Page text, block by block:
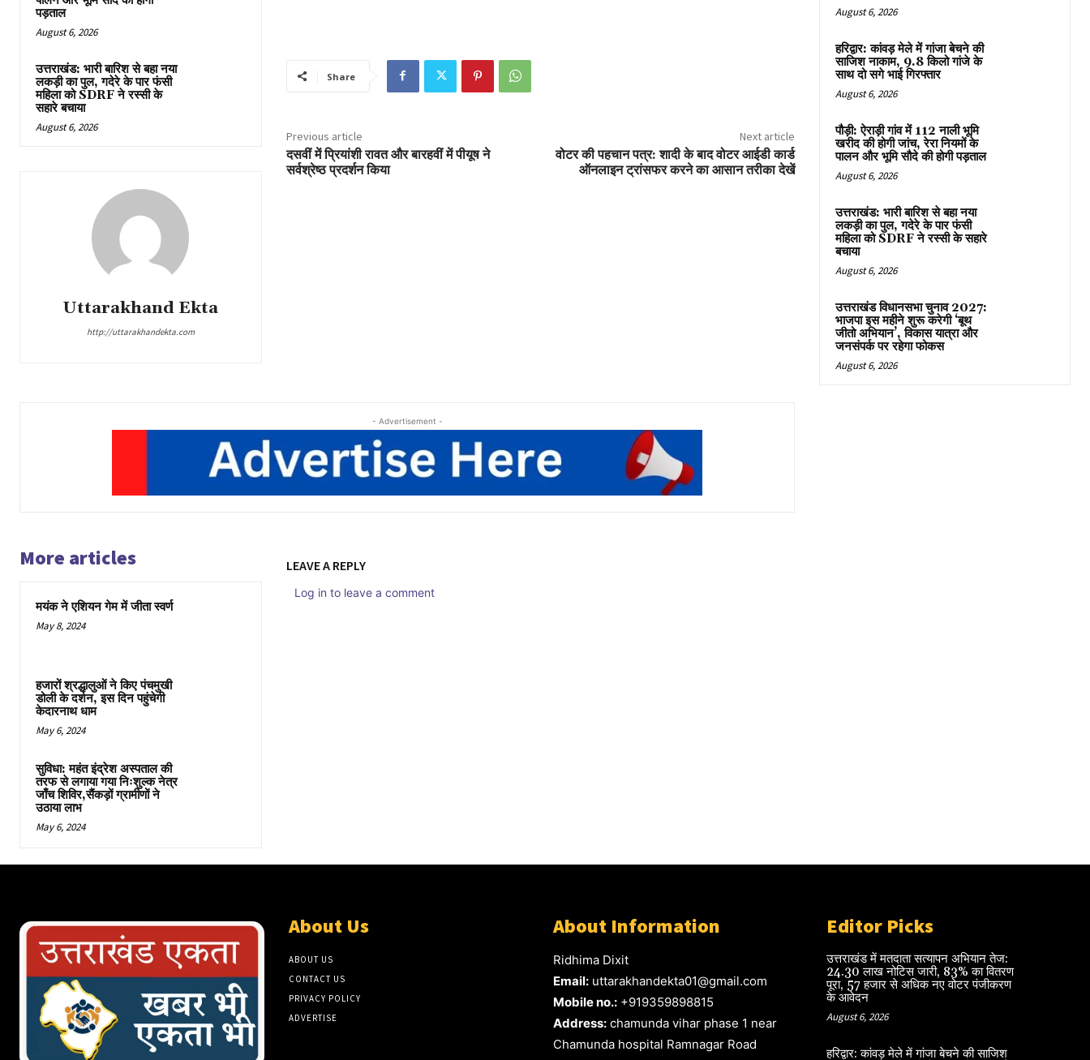
पड़ताल
August 6, 2026
उत्तराखंड: भारी बारिश से बहा नया
लकड़ी का पुल, गदेरे के पार फंसी
महिला को SDRF ने रस्सी के
सहारे बचाया
August 6, 2026
Uttarakhand Ekta
http://uttarakhandekta.com
Share
Previous article
दसवीं में प्रियांशी रावत और बारहवीं में पीयूष ने
सर्वश्रेष्ठ प्रदर्शन किया
Next article
वोटर की पहचान पत्र: शादी के बाद वोटर आईडी कार्ड
ऑनलाइन ट्रांसफर करने का आसान तरीका देखें
- Advertisement -
More articles
मयंक ने एशियन गेम में जीता स्वर्ण
May 8, 2024
हजारों श्रद्धालुओं ने किए पंचमुखी
डोली के दर्शन, इस दिन पहुंचेगी
केदारनाथ धाम
May 6, 2024
सुविधा: महंत इंद्रेश अस्पताल की
तरफ से लगाया गया निःशुल्क नेत्र
जाँच शिविर,सैंकड़ों ग्रामीणों ने
उठाया लाभ
May 6, 2024
LEAVE A REPLY
Log in to leave a comment
August 6, 2026
हरिद्वार: कांवड़ मेले में गांजा बेचने की
साजिश नाकाम, 9.8 किलो गांजे के
साथ दो सगे भाई गिरफ्तार
August 6, 2026
पौड़ी: ऐराड़ी गांव में 112 नाली भूमि
खरीद की होगी जांच, रेरा नियमों के
पालन और भूमि सौदे की होगी पड़ताल
August 6, 2026
उत्तराखंड: भारी बारिश से बहा नया
लकड़ी का पुल, गदेरे के पार फंसी
महिला को SDRF ने रस्सी के सहारे
बचाया
August 6, 2026
उत्तराखंड विधानसभा चुनाव 2027:
भाजपा इस महीने शुरू करेगी ‘बूथ
जीतो अभियान’, विकास यात्रा और
जनसंपर्क पर रहेगा फोकस
August 6, 2026
About Us
ABOUT US
CONTACT US
PRIVACY POLICY
ADVERTISE
About Information
Ridhima Dixit
Email: uttarakhandekta01@gmail.com
Mobile no.: +919359898815
Address: chamunda vihar phase 1 near
Chamunda hospital Ramnagar Road
Editor Picks
उत्तराखंड में मतदाता सत्यापन अभियान तेज:
24.30 लाख नोटिस जारी, 83% का वितरण
पूरा, 57 हजार से अधिक नए वोटर पंजीकरण
के आवेदन
August 6, 2026
हरिद्वार: कांवड़ मेले में गांजा बेचने की साजिश